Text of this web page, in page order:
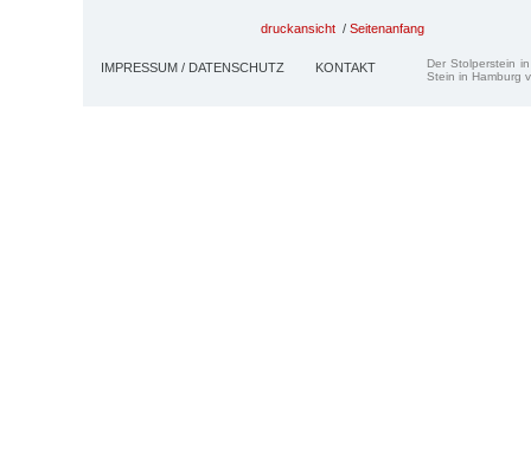
druckansicht / Seitenanfang
IMPRESSUM / DATENSCHUTZ KONTAKT
Der Stolperstein
Stein in Hamburg